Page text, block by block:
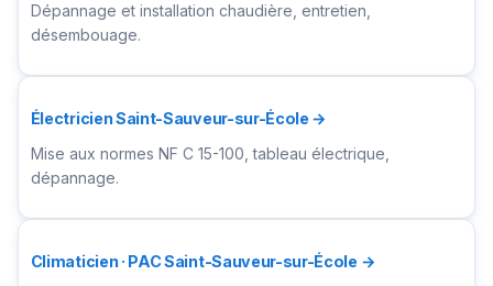
Dépannage et installation chaudière, entretien,
désembouage.
Électricien Saint-Sauveur-sur-École →
Mise aux normes NF C 15-100, tableau électrique,
dépannage.
Climaticien · PAC Saint-Sauveur-sur-École →